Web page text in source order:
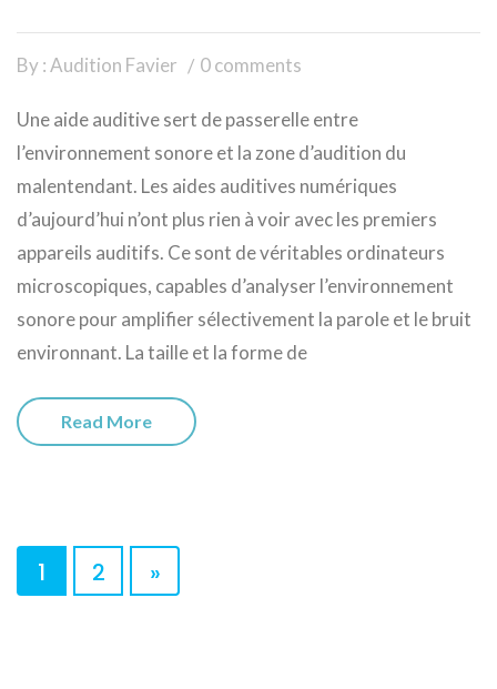
By : Audition Favier 0 comments
Une aide auditive sert de passerelle entre
l’environnement sonore et la zone d’audition du
malentendant. Les aides auditives numériques
d’aujourd’hui n’ont plus rien à voir avec les premiers
appareils auditifs. Ce sont de véritables ordinateurs
microscopiques, capables d’analyser l’environnement
sonore pour amplifier sélectivement la parole et le bruit
environnant. La taille et la forme de
Read More
1 2 »